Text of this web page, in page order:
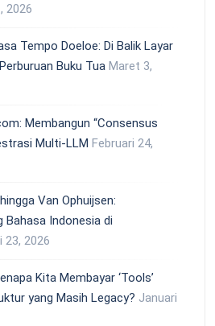
2026
Tempo Doeloe: Di Balik Layar
Buku Tua Maret 3,
Membangun “Consensus
Multi-LLM Februari 24,
Van Ophuijsen:
Bahasa Indonesia di
23, 2026
Kita Membayar ‘Tools’
yang Masih Legacy? Januari